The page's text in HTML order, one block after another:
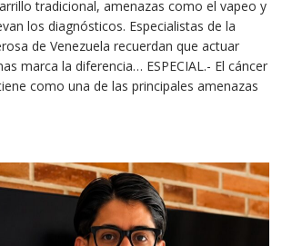
tradicional, amenazas como el vapeo y
los diagnósticos. Especialistas de la
de Venezuela recuerdan que actuar
marca la diferencia… ESPECIAL.- El cáncer
como una de las principales amenazas